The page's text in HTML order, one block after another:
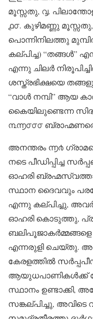
മൂസ്സതു, ൮.
൧൦. കുഴിമണ്ണു
പൊന്നിനിലത്തു
കല്പിച്ച) “തങ്ങൾ”
എന്നു ചിലർ
ശസ്ത്രഭിക്ഷയെ
“വാൾ നമ്പി” ആയ
കൈയിലുണ്ടെന്ന
൩൬൦൦൦
അനന്തരം ൬൪
നടെ പീഡിപ്പിച്ച
ഓഹരി
സ്ഥാന ദൈവവും
എന്നു കല്പിച്ചു,
ഓഹരി കൊടുത്തു,
എന്നരുളി ചെയ്തു.
കേരളത്തിൽ
ആയുധപാണികൾക്ക്
സ്ഥാനം ഉണ്ടാക്കി,
സങ്കല്പിച്ചു, അവിടെ